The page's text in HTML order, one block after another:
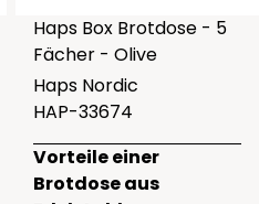
Haps Box Brotdose - 5
Fächer - Olive
Haps Nordic
HAP-33674
Vorteile einer
Brotdose aus